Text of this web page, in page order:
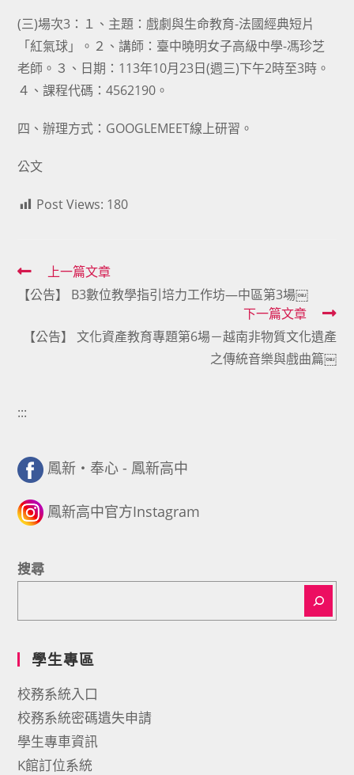
(三)場次3：１、主題：戲劇與生命教育-法國經典短片
「紅氣球」。２、講師：臺中曉明女子高級中學-馮珍芝
老師。３、日期：113年10月23日(週三)下午2時至3時。
４、課程代碼：4562190。
四、辦理方式：GOOGLEMEET線上研習。
公文
Post Views: 180
Read
more
articles
上一篇文章
【公告】 B3數位教學指引培力工作坊—中區第3場￼
下一篇文章
【公告】 文化資產教育專題第6場－越南非物質文化遺產
之傳統音樂與戲曲篇￼
:::
鳳新・奉心 - 鳳新高中
鳳新高中官方Instagram
搜尋
學生專區
校務系統入口
校務系統密碼遺失申請
學生專車資訊
K館訂位系統